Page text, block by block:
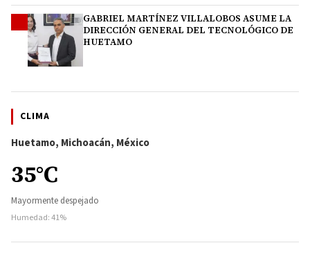
GABRIEL MARTÍNEZ VILLALOBOS ASUME LA
DIRECCIÓN GENERAL DEL TECNOLÓGICO DE
HUETAMO
CLIMA
Huetamo, Michoacán, México
35°C
Mayormente despejado
Humedad: 41%